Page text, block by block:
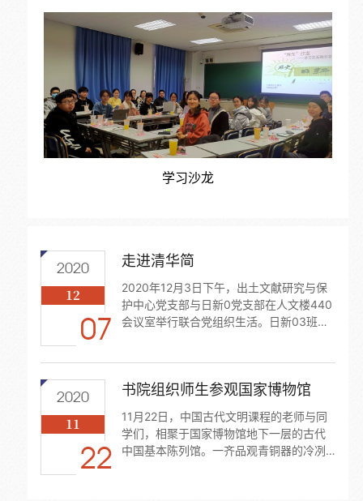
学习沙龙
2020
12
07
走进清华简
2020年12月3日下午，出土文献研究与保
护中心党支部与日新0党支部在人文楼440
会议室举行联合党组织生活。日新03班全
2020
11
22
书院组织师生参观国家博物馆
11月22日，中国古代文明课程的老师与同
学们，相聚于国家博物馆地下一层的古代
中国基本陈列馆。一齐品观青铜器的冷冽